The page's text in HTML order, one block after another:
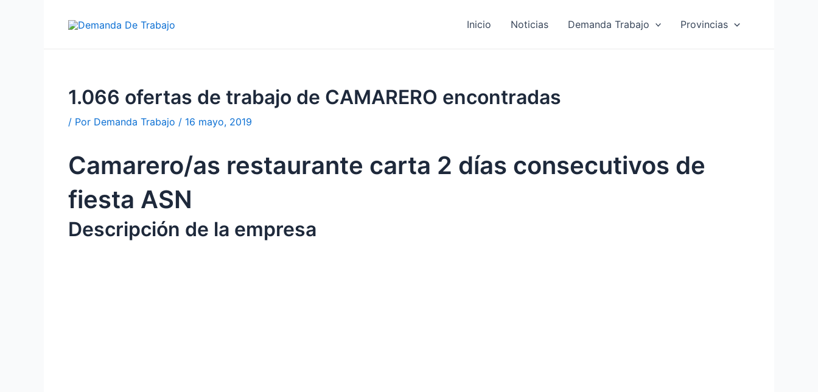
Inicio Noticias Demanda Trabajo Provincias
1.066 ofertas de trabajo de CAMARERO encontradas
/ Por Demanda Trabajo / 16 mayo, 2019
Camarero/as restaurante carta 2 días consecutivos de
fiesta ASN
Descripción de la empresa